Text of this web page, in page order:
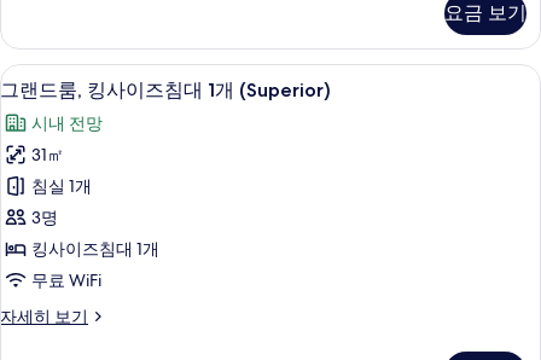
두
보
기
윈
룸
(Premier)
세
히
보
기
요금 보기
그
랜
드
룸,
킹
사
이
침
그랜드룸, 킹사이즈침대 1개
3
그랜드룸, 킹사이즈침대 1개 (Superior)
시내 전망
31㎡
침실 1개
3명
킹사이즈침대 1개
무료 WiFi
자세히 보기
그